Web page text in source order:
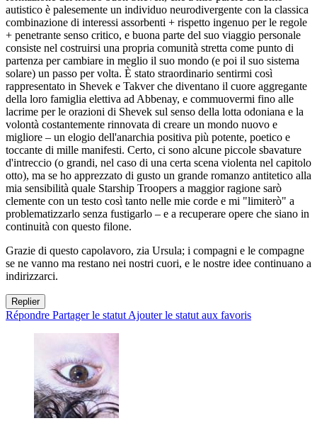
autistico è palesemente un individuo neurodivergente con la classica
combinazione di interessi assorbenti + rispetto ingenuo per le regole
+ penetrante senso critico, e buona parte del suo viaggio personale
consiste nel costruirsi una propria comunità stretta come punto di
partenza per cambiare in meglio il suo mondo (e poi il suo sistema
solare) un passo per volta. È stato straordinario sentirmi così
rappresentato in Shevek e Takver che diventano il cuore aggregante
della loro famiglia elettiva ad Abbenay, e commuovermi fino alle
lacrime per le orazioni di Shevek sul senso della lotta odoniana e la
volontà costantemente rinnovata di creare un mondo nuovo e
migliore – un elogio dell'anarchia positiva più potente, poetico e
toccante di mille manifesti. Certo, ci sono alcune piccole sbavature
d'intreccio (o grandi, nel caso di una certa scena violenta nel capitolo
otto), ma se ho apprezzato di gusto un grande romanzo antitetico alla
mia sensibilità quale Starship Troopers a maggior ragione sarò
clemente con un testo così tanto nelle mie corde e mi "limiterò" a
problematizzarlo senza fustigarlo – e a recuperare opere che siano in
continuità con questo filone.
Grazie di questo capolavoro, zia Ursula; i compagni e le compagne
se ne vanno ma restano nei nostri cuori, e le nostre idee continuano a
indirizzarci.
Replier
Répondre Partager le statut Ajouter le statut aux favoris